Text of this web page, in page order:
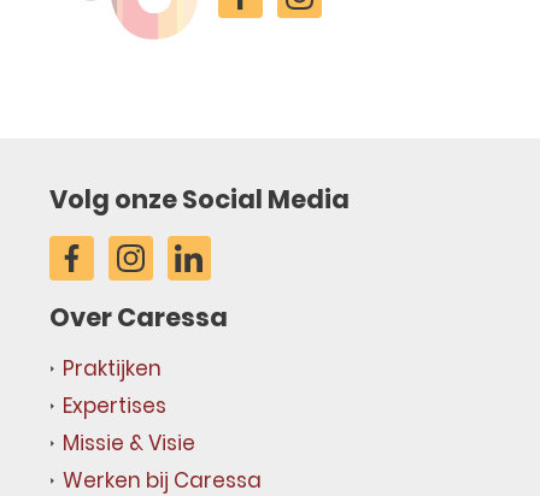
Volg onze Social Media
Over Caressa
Praktijken
Expertises
Missie & Visie
Werken bij Caressa